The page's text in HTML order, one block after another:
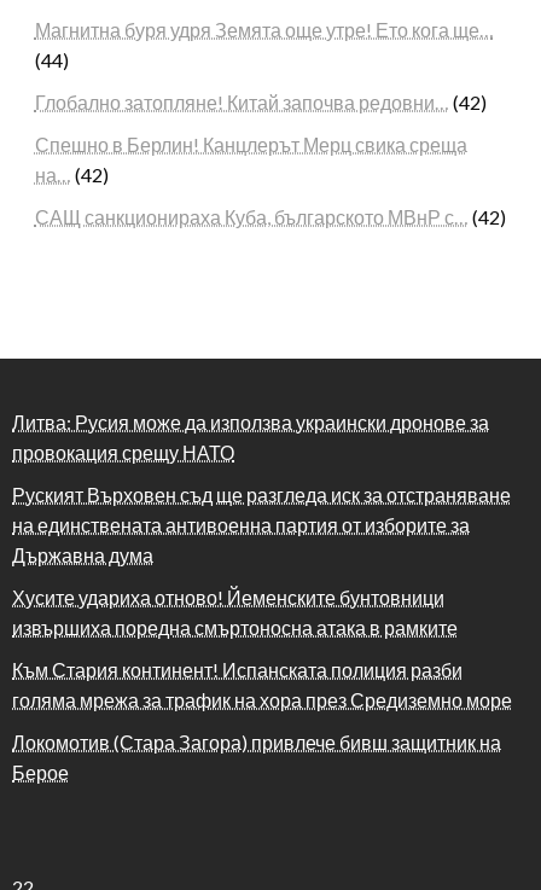
Магнитна буря удря Земята още утре! Ето кога ще…
(44)
Глобално затопляне! Китай започва редовни…
(42)
Спешно в Берлин! Канцлерът Мерц свика среща
на…
(42)
САЩ санкционираха Куба, българското МВнР с…
(42)
Литва: Русия може да използва украински дронове за
провокация срещу НАТО
Руският Върховен съд ще разгледа иск за отстраняване
на единствената антивоенна партия от изборите за
Държавна дума
Хусите удариха отново! Йеменските бунтовници
извършиха поредна смъртоносна атака в рамките
Към Стария континент! Испанската полиция разби
голяма мрежа за трафик на хора през Средиземно море
Локомотив (Стара Загора) привлече бивш защитник на
Берое